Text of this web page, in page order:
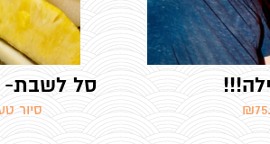
₪
סל לשבת-
סיור